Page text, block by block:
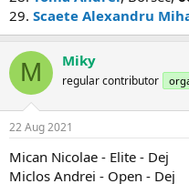
29. Scaete Alexandru
M Miky
regular contributor
22 Aug 2021
Mican Nicolae - Elite - Dej
Miclos Andrei - Open - Dej